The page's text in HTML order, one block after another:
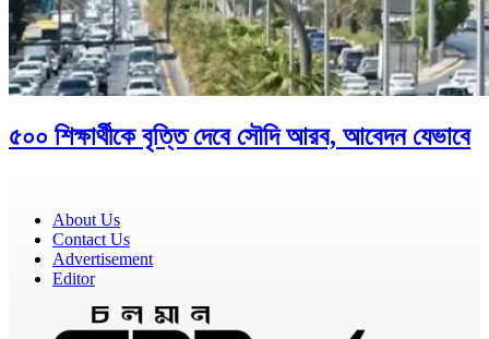
৫০০ শিক্ষার্থীকে বৃত্তি দেবে সৌদি আরব, আবেদন যেভাবে
About Us
Contact Us
Advertisement
Editor